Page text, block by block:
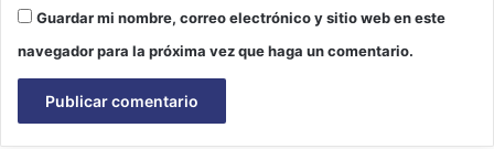
Guardar mi nombre, correo electrónico y sitio web en este
navegador para la próxima vez que haga un comentario.